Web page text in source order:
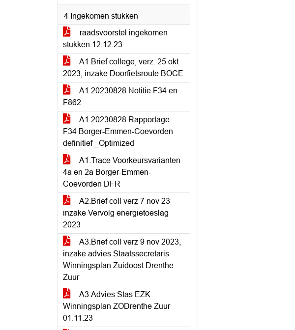
4 Ingekomen stukken
raadsvoorstel ingekomen
stukken 12.12.23
A1.Brief college, verz. 25 okt
2023, inzake Doorfietsroute BOCE
A1.20230828 Notitie F34 en
F862
A1.20230828 Rapportage
F34 Borger-Emmen-Coevorden
definitief _Optimized
A1.Trace Voorkeursvarianten
4a en 2a Borger-Emmen-
Coevorden DFR
A2.Brief coll verz 7 nov 23
inzake Vervolg energietoeslag
2023
A3.Brief coll verz 9 nov 2023,
inzake advies Staatssecretaris
Winningsplan Zuidoost Drenthe
Zuur
A3.Advies Stas EZK
Winningsplan ZODrenthe Zuur
01.11.23